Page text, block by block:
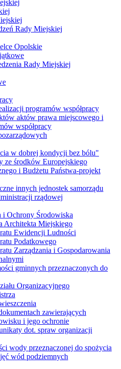
Rady Miejskiej
Opolskie
Rady Miejskiej
programów współpracy
aktów prawa miejscowego i
współpracy
w dobrej kondycji bez bólu"
ze środków Europejskiego
i Budżetu Państwa-projekt
innych jednostek samorządu
rządowej
i Ochrony Środowiska
Architekta Miejskiego
Ewidencji Ludności
Podatkowego
Zarządzania i Gospodarowania
gminnych przeznaczonych do
Organizacyjnego
zawierających
i jego ochronie
dot. spraw organizacji
wody przeznaczonej do spożycia
wód podziemnych